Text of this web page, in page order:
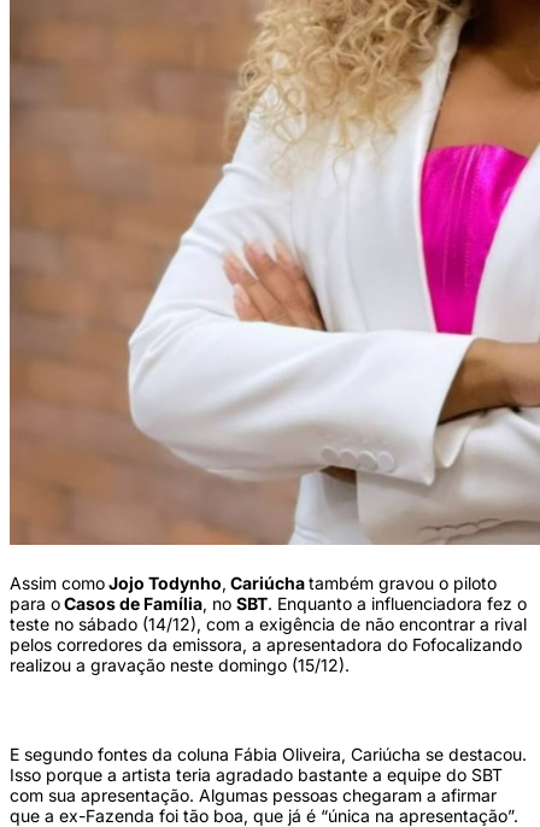
Assim comoJojo Todynho, Cariúchatambém gravou o piloto
para oCasos de Família, no SBT. Enquanto a influenciadora fez o
teste no sábado (14/12), com a exigência de não encontrar a rival
pelos corredores da emissora, a apresentadora do Fofocalizando
realizou a gravação neste domingo (15/12).
E segundo fontes da coluna Fábia Oliveira, Cariúcha se destacou.
Isso porque a artista teria agradado bastante a equipe do SBT
com sua apresentação. Algumas pessoas chegaram a afirmar
que a ex-Fazenda foi tão boa, que já é “única na apresentação”.